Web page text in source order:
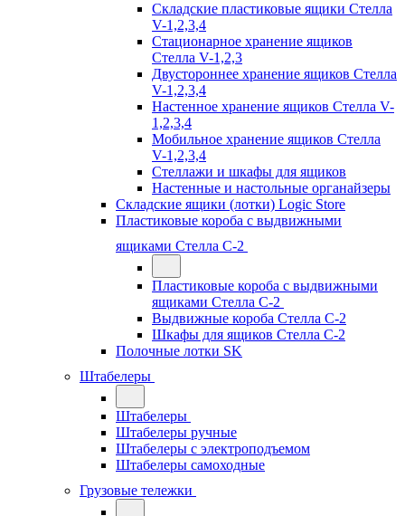
Складские пластиковые ящики Стелла
V-1,2,3,4
Стационарное хранение ящиков
Стелла V-1,2,3
Двустороннее хранение ящиков Стелла
V-1,2,3,4
Настенное хранение ящиков Стелла V-
1,2,3,4
Мобильное хранение ящиков Стелла
V-1,2,3,4
Стеллажи и шкафы для ящиков
Настенные и настольные органайзеры
Складские ящики (лотки) Logiс Store
Пластиковые короба с выдвижными
ящиками Стелла С-2
Пластиковые короба с выдвижными
ящиками Стелла С-2
Выдвижные короба Стелла С-2
Шкафы для ящиков Стелла С-2
Полочные лотки SK
Штабелеры
Штабелеры
Штабелеры ручные
Штабелеры с электроподъемом
Штабелеры самоходные
Грузовые тележки